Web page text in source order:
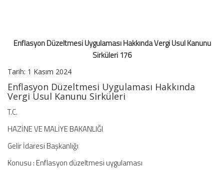
Enflasyon Düzeltmesi Uygulaması Hakkında Vergi Usul Kanunu
Sirküleri 176
Tarih: 1 Kasım 2024
Enflasyon Düzeltmesi Uygulaması Hakkında
Vergi Usul Kanunu Sirküleri
T.C.
HAZİNE VE MALİYE BAKANLIĞI
Gelir İdaresi Başkanlığı
Konusu : Enflasyon düzeltmesi uygulaması